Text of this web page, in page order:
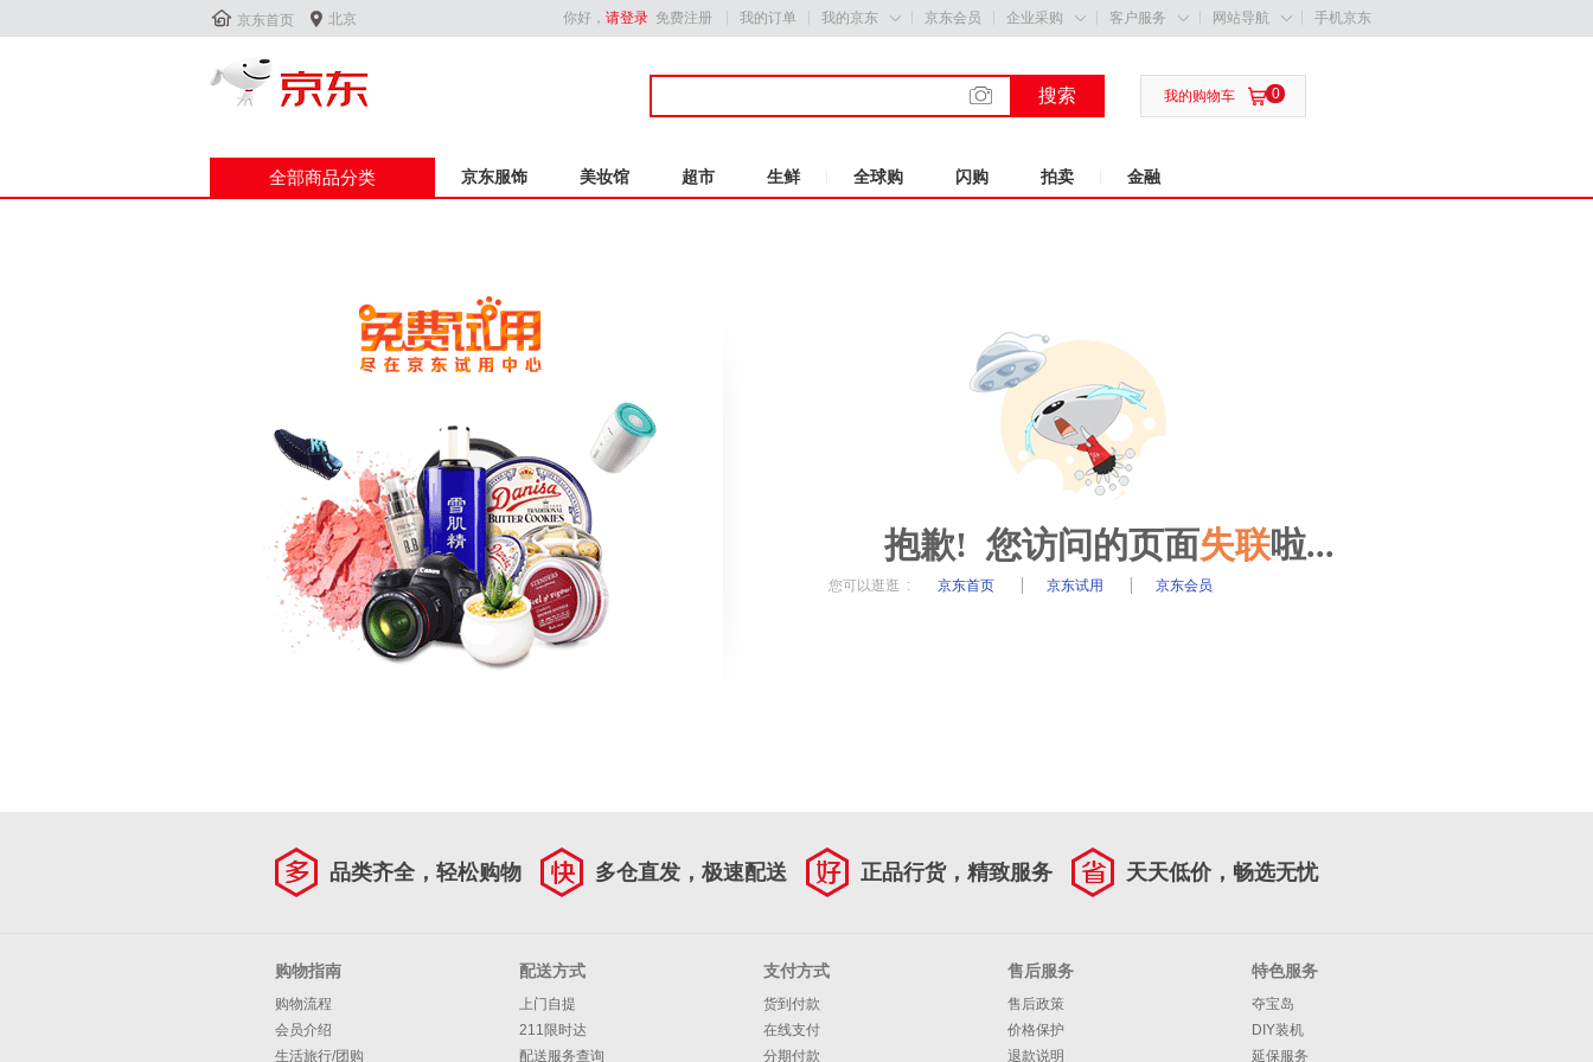
 京东首页  北京 你好， 请登录 免费注册 我的订单 我的京东  京东会员 企业采购  客户服务  网站导航  手机京东
搜索  0
我的购物车
全部商品分类 京东服饰 美妆馆 超市 生鲜 全球购 闪购 拍卖 金融
抱歉! 您访问的页面失联啦...
您可以逛逛 : 京东首页 京东试用 京东会员
品类齐全，轻松购物 多仓直发，极速配送 正品行货，精致服务 天天低价，畅选无忧
购物指南
购物流程
会员介绍
生活旅行/团购
配送方式
上门自提
211限时达
配送服务查询
支付方式
货到付款
在线支付
分期付款
售后服务
售后政策
价格保护
退款说明
特色服务
夺宝岛
DIY装机
延保服务